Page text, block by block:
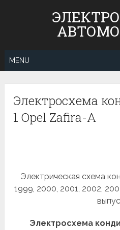
MENU
Электросхема
1 Opel Zafira-A
Электрическая схема
1999, 2000, 2001, 2002,
Электросхема